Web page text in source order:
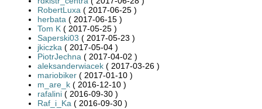
RobertLuxa ( 2017-06-25 )
herbata ( 2017-06-15 )
Tom K ( 2017-05-25 )
Saperski03 ( 2017-05-23 )
jkiczka ( 2017-05-04 )
PiotrJechna ( 2017-04-02 )
aleksanderwiacek ( 2017-03-26 )
mariobiker ( 2017-01-10 )
m_are_k ( 2016-12-10 )
rafalini ( 2016-09-30 )
Raf_i_Ka ( 2016-09-30 )